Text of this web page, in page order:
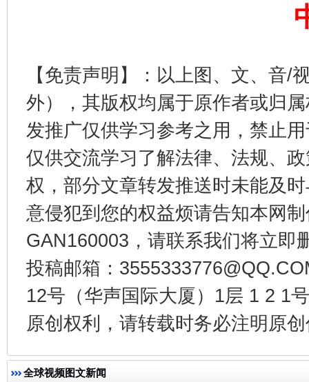
【免责声明】：以上图、文、音/
外），其版权均属于原作者或归
发推广仅供学习参考之用，禁止
仅供交流学习了解法律、法规、
权，部分文章转发推送时未能及
意侵犯到您的权益烦请告知本网
GAN160003，请联系我们将立即
投稿邮箱：
12号（华声国际大厦）1层 1 2 1
原创权利，请转载时务必注明原
全球视频图文新闻
东山县通报“牛蛙产品抗生素超标问题” 法